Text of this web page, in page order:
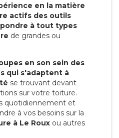
en la matière
actifs des outils
à tout types
de grandes ou
en son sein des
qui s'adaptent à
se trouvant devant
sur votre toiture.
quotidiennement et
à vos besoins sur la
à Le Roux ou autres